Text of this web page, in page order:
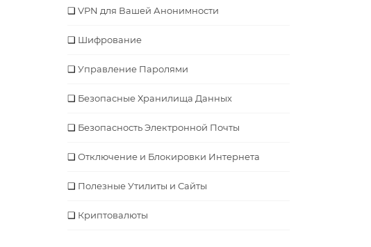
VPN для Вашей Анонимности
Шифрование
Управление Паролями
Безопасные Хранилища Данных
Безопасность Электронной Почты
Отключение и Блокировки Интернета
Полезные Утилиты и Сайты
Криптовалюты